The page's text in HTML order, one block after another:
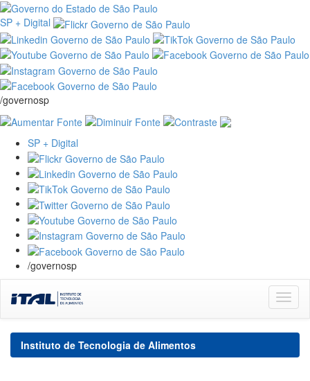
SP + Digital
/governosp
SP + Digital
/governosp
navigation
Instituto de Tecnologia de Alimentos